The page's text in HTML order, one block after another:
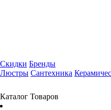
Скидки Бренды
Люстры Сантехника
Каталог Товаров